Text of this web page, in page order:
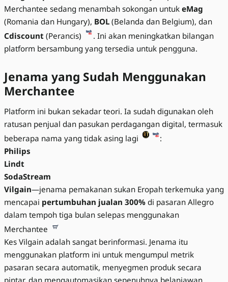
Merchantee sedang menambah sokongan untuk eMag
(Romania dan Hungary), BOL (Belanda dan Belgium), dan
Cdiscount (Perancis)
. Ini akan meningkatkan bilangan
platform bersambung yang tersedia untuk pengguna.
Jenama yang Sudah Menggunakan
Merchantee
Platform ini bukan sekadar teori. Ia sudah digunakan oleh
ratusan penjual dan pasukan perdagangan digital, termasuk
beberapa nama yang tidak asing lagi
:
Philips
Lindt
SodaStream
Vilgain—jenama pemakanan sukan Eropah terkemuka yang
mencapai pertumbuhan jualan 300% di pasaran Allegro
dalam tempoh tiga bulan selepas menggunakan
Merchantee
Kes Vilgain adalah sangat berinformasi. Jenama itu
menggunakan platform ini untuk mengumpul metrik
pasaran secara automatik, menyegmen produk secara
pintar, dan mengautomasikan sepenuhnya belanjawan